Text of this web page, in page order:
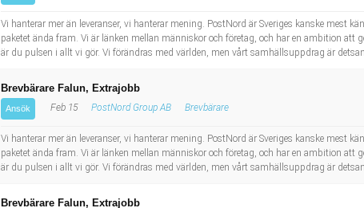
Vi hanterar mer än leveranser, vi hanterar mening. PostNord är Sveriges kanske mest
paketet ända fram. Vi är länken mellan människor och företag, och har en ambition att
är du pulsen i allt vi gör. Vi förändras med världen, men vårt samhällsuppdrag är
Brevbärare Falun, Extrajobb
Ansök Feb 15 PostNord Group AB Brevbärare
Vi hanterar mer än leveranser, vi hanterar mening. PostNord är Sveriges kanske mest
paketet ända fram. Vi är länken mellan människor och företag, och har en ambition att
är du pulsen i allt vi gör. Vi förändras med världen, men vårt samhällsuppdrag är
Brevbärare Falun, Extrajobb